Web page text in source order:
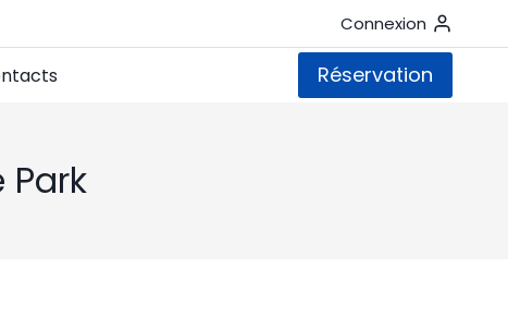
Connexion
Réservation